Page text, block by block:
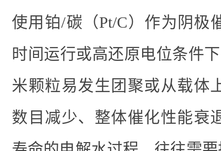
使用铂/碳（Pt/C）作为阴极
时间运行或高还原电位条件
米颗粒易发生团聚或从载体
数目减少、整体催化性能衰